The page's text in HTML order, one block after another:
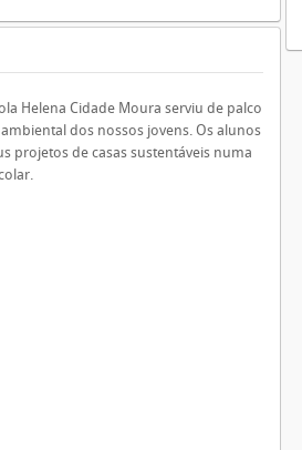
Helena Cidade Moura serviu de palco
dos nossos jovens. Os alunos
projetos de casas sustentáveis numa